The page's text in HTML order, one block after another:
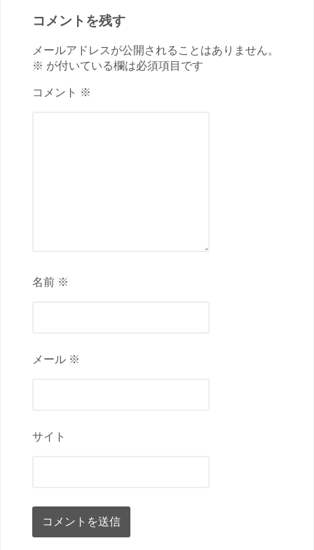
コメントを残す
メールアドレスが公開されることはありません。
※ が付いている欄は必須項目です
コメント ※
名前 ※
メール ※
サイト